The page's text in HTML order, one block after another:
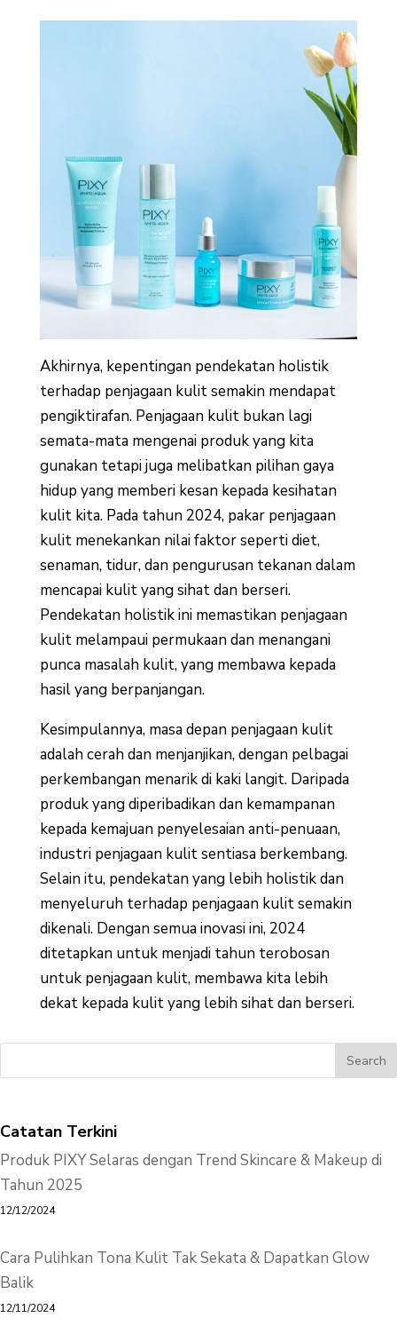
Akhirnya, kepentingan pendekatan holistik
terhadap penjagaan kulit semakin mendapat
pengiktirafan. Penjagaan kulit bukan lagi
semata-mata mengenai produk yang kita
gunakan tetapi juga melibatkan pilihan gaya
hidup yang memberi kesan kepada kesihatan
kulit kita. Pada tahun 2024, pakar penjagaan
kulit menekankan nilai faktor seperti diet,
senaman, tidur, dan pengurusan tekanan dalam
mencapai kulit yang sihat dan berseri.
Pendekatan holistik ini memastikan penjagaan
kulit melampaui permukaan dan menangani
punca masalah kulit, yang membawa kepada
hasil yang berpanjangan.
Kesimpulannya, masa depan penjagaan kulit
adalah cerah dan menjanjikan, dengan pelbagai
perkembangan menarik di kaki langit. Daripada
produk yang diperibadikan dan kemampanan
kepada kemajuan penyelesaian anti-penuaan,
industri penjagaan kulit sentiasa berkembang.
Selain itu, pendekatan yang lebih holistik dan
menyeluruh terhadap penjagaan kulit semakin
dikenali. Dengan semua inovasi ini, 2024
ditetapkan untuk menjadi tahun terobosan
untuk penjagaan kulit, membawa kita lebih
dekat kepada kulit yang lebih sihat dan berseri.
Catatan Terkini
Produk PIXY Selaras dengan Trend Skincare & Makeup di
Tahun 2025
12/12/2024
Cara Pulihkan Tona Kulit Tak Sekata & Dapatkan Glow
Balik
12/11/2024